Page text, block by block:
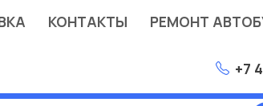
КОНТАКТЫ РЕМОНТ
+7